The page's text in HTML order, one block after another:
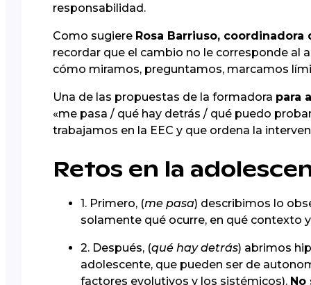
responsabilidad.
Como sugiere Rosa Barriuso,
recordar que el cambio no le corresponde al
cómo miramos, preguntamos, marcamos
Una de las propuestas de la formadora para
«me pasa / qué hay detrás / qué puedo
trabajamos en la EEC y que ordena la
Retos en la
1. Primero, (me pasa) describimos lo
solamente qué ocurre, en qué contexto
2. Después, (qué hay detrás) abrimos
adolescente, que pueden ser de
factores evolutivos y los sistémicos). No